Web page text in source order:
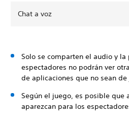
Chat a voz
Solo se comparten el audio y
espectadores no podrán ver
de aplicaciones que no sean de
Según el juego, es posible que
aparezcan para los